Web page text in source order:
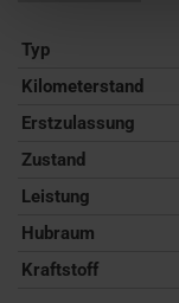
Typ
Kilometerstand
Erstzulassung
Zustand
Leistung
Hubraum
Kraftstoff